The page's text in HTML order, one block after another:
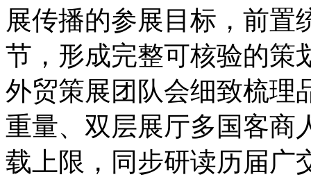
展传播的参展目标，前置
节，形成完整可核验的策
外贸策展团队会细致梳理
重量、双层展厅多国客商
载上限，同步研读历届广